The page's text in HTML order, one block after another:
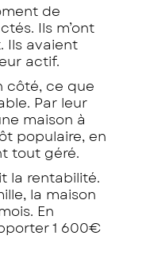
de
Ils m’ont
Ils avaient
actif.
côté, ce que
Par leur
maison à
populaire, en
tout géré.
la rentabilité.
la maison
En
1 600€